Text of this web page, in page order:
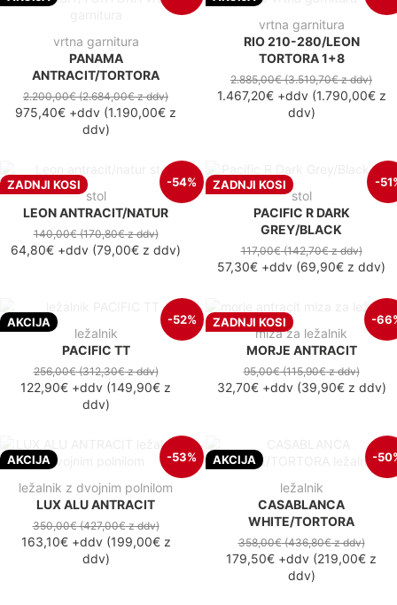
vrtna garnitura
PANAMA
ANTRACIT/TORTORA
2.200,00€(2.684,00€z ddv)
975,40€ +ddv (1.190,00€ z
ddv)
vrtna garnitura
RIO 210-280/LEON
TORTORA 1+8
2.885,00€(3.519,70€z ddv)
1.467,20€+ddv(1.790,00€z
ddv)
ZADNJI KOSI -54%
stol
LEON ANTRACIT/NATUR
140,00€(170,80€z ddv)
64,80€ +ddv (79,00€ z ddv)
ZADNJI KOSI -
stol
PACIFIC R DARK
GREY/BLACK
117,00€(142,70€z ddv)
57,30€ +ddv (69,90€ z ddv)
AKCIJA -52%
ležalnik
PACIFIC TT
256,00€(312,30€z ddv)
122,90€ +ddv (149,90€ z
ddv)
ZADNJI KOSI -
miza za ležalnik
MORJE ANTRACIT
95,00€(115,90€z ddv)
32,70€+ddv(39,90€z ddv)
AKCIJA -53%
ležalnik z dvojnim polnilom
LUX ALU ANTRACIT
350,00€(427,00€z ddv)
163,10€+ddv(199,00€z
ddv)
AKCIJA -
ležalnik
CASABLANCA
WHITE/TORTORA
358,00€(436,80€z ddv)
179,50€ +ddv (219,00€ z
ddv)